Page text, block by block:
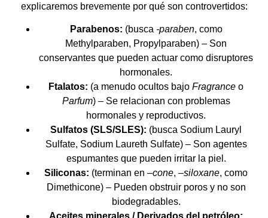
explicaremos brevemente por qué son controvertidos:
Parabenos: (busca -paraben, como
Methylparaben, Propylparaben) – Son
conservantes que pueden actuar como disruptores
hormonales.
Ftalatos: (a menudo ocultos bajo Fragrance o
Parfum) – Se relacionan con problemas
hormonales y reproductivos.
Sulfatos (SLS/SLES): (busca Sodium Lauryl
Sulfate, Sodium Laureth Sulfate) – Son agentes
espumantes que pueden irritar la piel.
Siliconas: (terminan en –cone, –siloxane, como
Dimethicone) – Pueden obstruir poros y no son
biodegradables.
Aceites minerales / Derivados del petróleo: